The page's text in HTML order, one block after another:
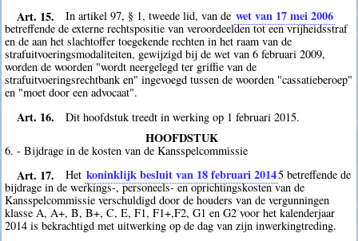
Art. 15. In artikel 97, § 1, tweede lid, van de wet van 17 mei 2006
betreffende de externe rechtspositie van veroordeelden tot een vrijheidsstraf
en de aan het slachtoffer toegekende rechten in het raam van de
strafuitvoeringsmodaliteiten, gewijzigd bij de wet van 6 februari 2009,
worden de woorden "wordt neergelegd ter griffie van de
strafuitvoeringsrechtbank en" ingevoegd tussen de woorden "cassatieberoep"
en "moet door een advocaat".
Art. 16. Dit hoofdstuk treedt in werking op 1 februari 2015.
HOOFDSTUK
6. - Bijdrage in de kosten van de Kansspelcommissie
Art. 17. Het koninklijk besluit van 18 februari 20145 betreffende de
bijdrage in de werkings-, personeels- en oprichtingskosten van de
Kansspelcommissie verschuldigd door de houders van de vergunningen
klasse A, A+, B, B+, C, E, F1, F1+,F2, G1 en G2 voor het kalenderjaar
2014 is bekrachtigd met uitwerking op de dag van zijn inwerkingtreding.